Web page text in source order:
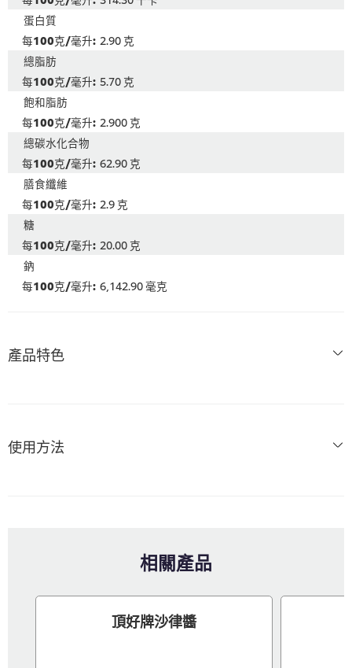
蛋白質
2.90 克
總脂肪
5.70 克
飽和脂肪
2.900 克
總碳水化合物
62.90 克
膳食纖維
2.9 克
糖
20.00 克
鈉
6,142.90 毫克
產品特色
使用方法
相關產品
頂好牌沙律醬